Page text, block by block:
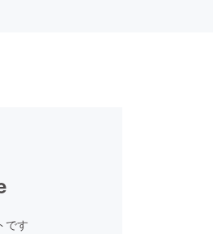
です